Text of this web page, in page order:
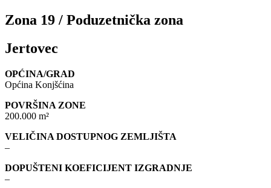
Zona 19 / Poduzetnička zona
Jertovec
OPĆINA/GRAD
Općina Konjšćina
POVRŠINA ZONE
200.000 m²
VELIČINA DOSTUPNOG ZEMLJIŠTA
–
DOPUŠTENI KOEFICIJENT IZGRADNJE
–